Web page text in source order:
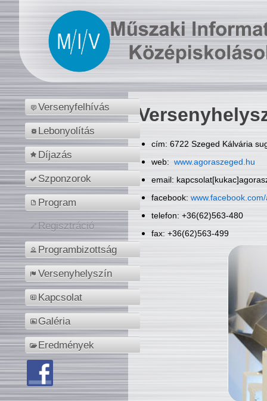
Versenyfelhívás
Lebonyolítás
Díjazás
Szponzorok
Program
Regisztráció
Programbizottság
Versenyhelyszín
Kapcsolat
Galéria
Eredmények
cím: 6722 Szeged Kálvária
web: www.agoraszeged.hu
email:
facebook:
telefon: +36(62)563-480
fax: +36(62)563-499